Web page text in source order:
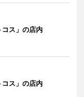
コス」の店内
コス」の店内